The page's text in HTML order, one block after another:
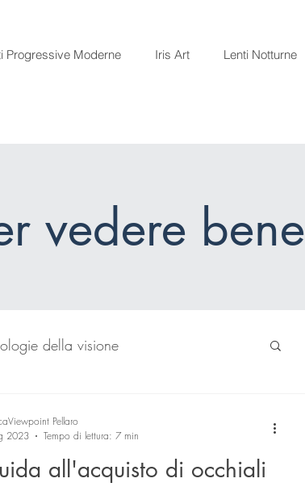
Progressive Moderne Iris Art Lenti Notturne
vedere bene
della visione
all'acquisto di occhiali
Pellaro
2023
Tempo di lettura: 7 min